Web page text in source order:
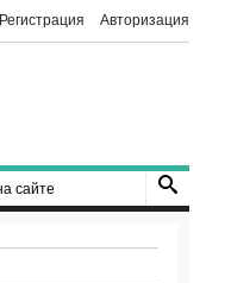
Регистрация Авторизация